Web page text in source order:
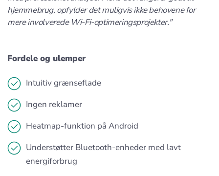
hjemmebrug, opfylder det muligvis ikke behovene for
mere involverede Wi-Fi-optimeringsprojekter."
Fordele og ulemper
Intuitiv grænseflade
Ingen reklamer
Heatmap-funktion på Android
Understøtter Bluetooth-enheder med lavt
energiforbrug